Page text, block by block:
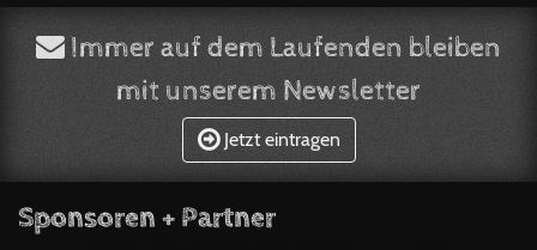
Immer auf dem Laufenden bleiben
mit unserem Newsletter
Jetzt eintragen
Sponsoren + Partner